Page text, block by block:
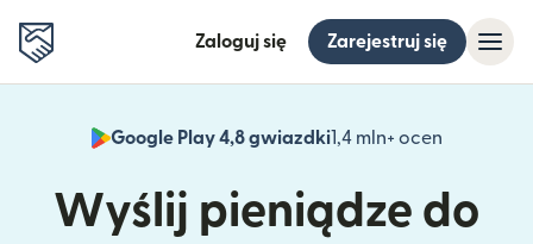
Zaloguj się Zarejestruj się
Google Play 4,8 gwiazdki1,4 mln+ ocen
(otwiera
Wyślij pieniądze do